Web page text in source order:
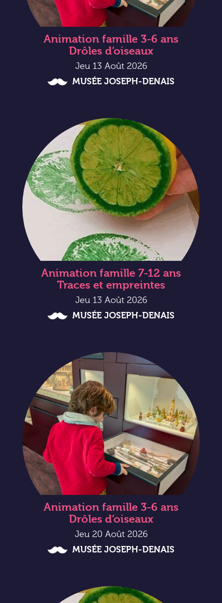
Animation famille 3-6 ans
Drôles d’oiseaux
Jeu 13 Août 2026
MUSÉE JOSEPH-DENAIS
Animation famille 7-12 ans
Traces et empreintes
Jeu 13 Août 2026
MUSÉE JOSEPH-DENAIS
Animation famille 3-6 ans
Drôles d’oiseaux
Jeu 20 Août 2026
MUSÉE JOSEPH-DENAIS